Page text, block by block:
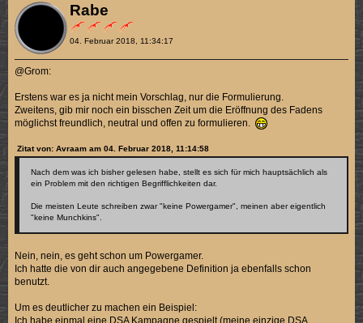
Rabe
04. Februar 2018, 11:34:17
@Grom:
Erstens war es ja nicht mein Vorschlag, nur die Formulierung.
Zweitens, gib mir noch ein bisschen Zeit um die Eröffnung des Fadens
möglichst freundlich, neutral und offen zu formulieren.
Zitat von: Avraam am 04. Februar 2018, 11:14:58
Nach dem was ich bisher gelesen habe, stellt es sich für mich hauptsächlich als
ein Problem mit den richtigen Begrifflichkeiten dar.
Die meisten Leute schreiben zwar "keine Powergamer", meinen aber eigentlich
"keine Munchkins".
Nein, nein, es geht schon um Powergamer.
Ich hatte die von dir auch angegebene Definition ja ebenfalls schon
benutzt.
Um es deutlicher zu machen ein Beispiel:
Ich habe einmal eine DSA Kampagne gespielt (meine einzige DSA